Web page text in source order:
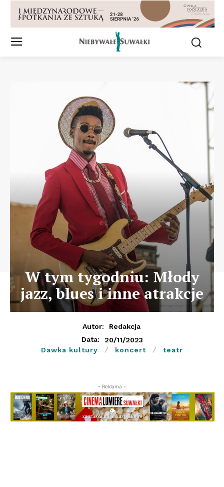
W tym tygodniu: Młody
jazz, blues i inne atrakcje
Autor:
Redakcja
Data:
20/11/2023
Dawka kultury
koncert teatr
- Reklama -